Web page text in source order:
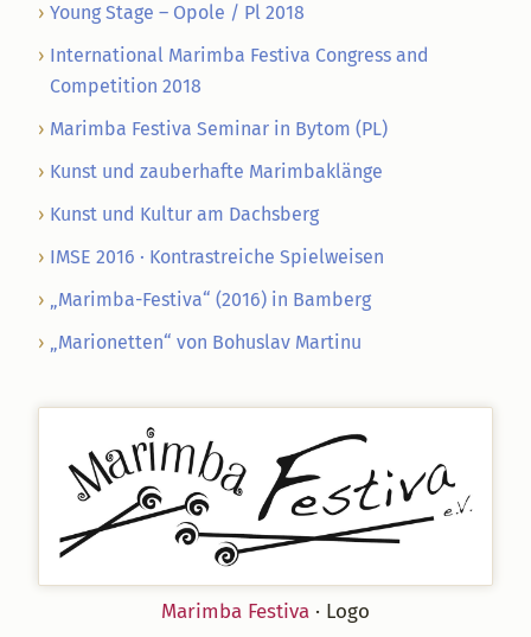
Young Stage – Opole / Pl 2018
International Marimba Festiva Congress and
Competition 2018
Marimba Festiva Seminar in Bytom (PL)
Kunst und zauberhafte Marimbaklänge
Kunst und Kultur am Dachsberg
IMSE 2016 · Kontrastreiche Spielweisen
„Marimba-Festiva“ (2016) in Bamberg
„Marionetten“ von Bohuslav Martinu
Marimba Festiva · Logo